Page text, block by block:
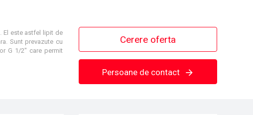
El este astfel lipit de
Sunt prevazute cu
G 1/2" care permit
Cerere oferta
Persoane de contact